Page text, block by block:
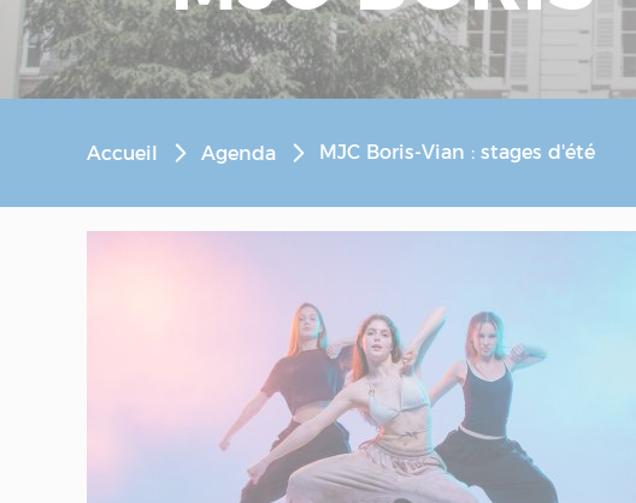
Accueil Agenda MJC Boris-Vian : stages d'été